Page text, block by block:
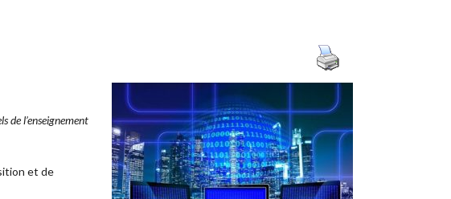
de l’enseignement
et de